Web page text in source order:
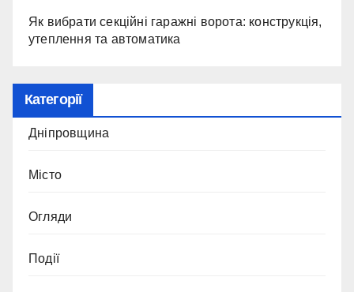
Як вибрати секційні гаражні ворота: конструкція,
утеплення та автоматика
Категорії
Дніпровщина
Місто
Огляди
Події